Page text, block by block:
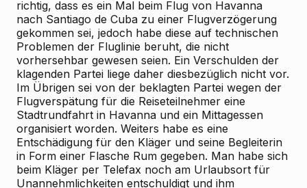
richtig, dass es ein Mal beim Flug von Havanna
nach Santiago de Cuba zu einer Flugverzögerung
gekommen sei, jedoch habe diese auf technischen
Problemen der Fluglinie beruht, die nicht
vorhersehbar gewesen seien. Ein Verschulden der
klagenden Partei liege daher diesbezüglich nicht vor.
Im Übrigen sei von der beklagten Partei wegen der
Flugverspätung für die Reiseteilnehmer eine
Stadtrundfahrt in Havanna und ein Mittagessen
organisiert worden. Weiters habe es eine
Entschädigung für den Kläger und seine Begleiterin
in Form einer Flasche Rum gegeben. Man habe sich
beim Kläger per Telefax noch am Urlaubsort für
Unannehmlichkeiten entschuldigt und ihm